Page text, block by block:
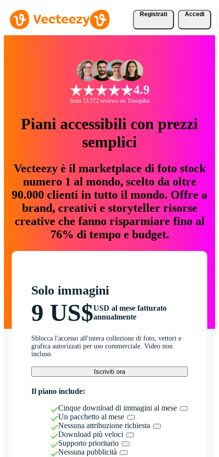
Registrati Accedi
4.9
from 33.572 reviews on Trustpilot
Piani accessibili con prezzi
semplici
Vecteezy è il marketplace di foto stock
numero 1 al mondo, scelto da oltre
90.000 clienti in tutto il mondo. Offre a
brand, creativi e storyteller risorse
creative che fanno risparmiare fino al
76% di tempo e budget.
Solo immagini
9 US$USD al mese fatturato
annualmente
Sblocca l'accesso all'intera collezione di foto, vettori e
grafica autorizzati per uso commerciale. Video non
incluso.
Iscriviti ora
Il piano include:
Cinque download di immagini al mese
Un pacchetto al mese
Nessuna attribuzione richiesta
Download più veloci
Supporto prioritario
Nessuna pubblicità